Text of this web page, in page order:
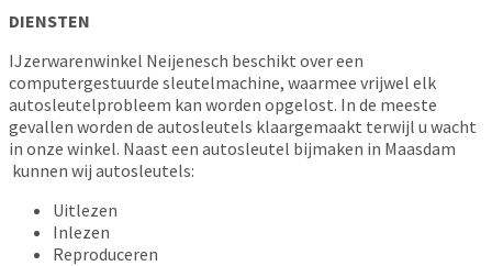
DIENSTEN
IJzerwarenwinkel Neijenesch beschikt over een
computergestuurde sleutelmachine, waarmee vrijwel elk
autosleutelprobleem kan worden opgelost. In de meeste
gevallen worden de autosleutels klaargemaakt terwijl u wacht
in onze winkel. Naast een autosleutel bijmaken in Maasdam
kunnen wij autosleutels:
Uitlezen
Inlezen
Reproduceren